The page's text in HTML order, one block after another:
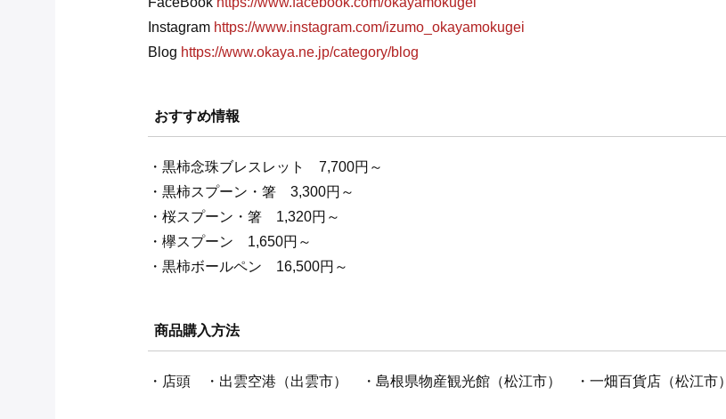
Instagram https://www.instagram.com/izumo_okayamokugei
Blog https://www.okaya.ne.jp/category/blog
おすすめ情報
・黒柿念珠ブレスレット 7,700円～
・黒柿スプーン・箸 3,300円～
・桜スプーン・箸 1,320円～
・欅スプーン 1,650円～
・黒柿ボールペン 16,500円～
商品購入方法
・店頭 ・出雲空港（出雲市） ・島根県物産観光館（松江市） ・一畑百貨店（松江市）